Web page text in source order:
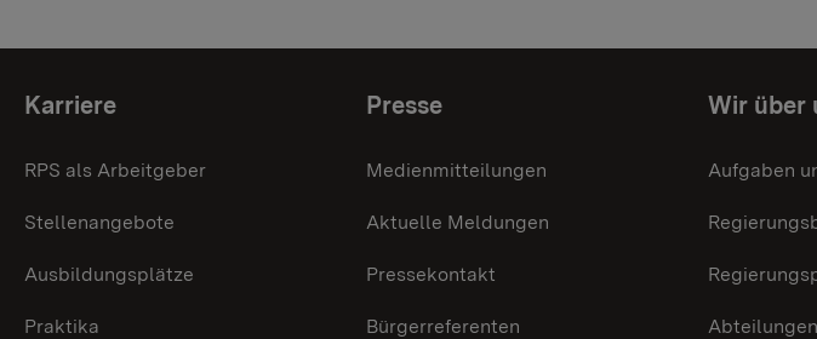
Themenübersicht
Karriere
RPS als Arbeitgeber
Stellenangebote
Ausbildungsplätze
Praktika
Presse
Medienmitteilungen
Aktuelle Meldungen
Pressekontakt
Bürgerreferenten
Wir über
Aufgaben
Abteilungen